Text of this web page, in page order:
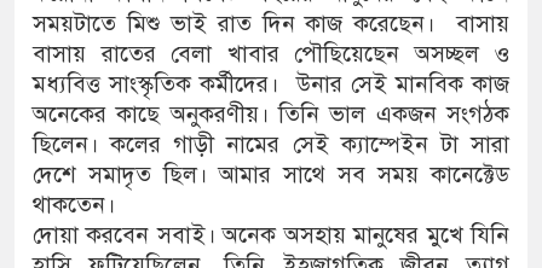
সময়টাতে মিশু ভাই রাত দিন কাজ করেছেন। বাসায়
বাসায় রাতের বেলা খাবার পৌছিয়েছেন অসচ্ছল ও
মধ্যবিত্ত সাংস্কৃতিক কর্মীদের। উনার সেই মানবিক কাজ
অনেকের কাছে অনুকরণীয়। তিনি ভাল একজন সংগঠক
ছিলেন। কলের গাড়ী নামের সেই ক্যাম্পেইন টা সারা
দেশে সমাদৃত ছিল। আমার সাথে সব সময় কানেক্টেড
থাকতেন।
দোয়া করবেন সবাই। অনেক অসহায় মানুষের মুখে যিনি